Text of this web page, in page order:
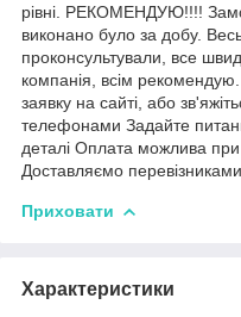
рівні. РЕКОМЕНДУЮ!!!!
виконано було за добу.
проконсультували, все
компанія, всім
заявку на сайті, або
телефонами Задайте
деталі Оплата можлива
Доставляємо перевізниками
Приховати
Характеристики